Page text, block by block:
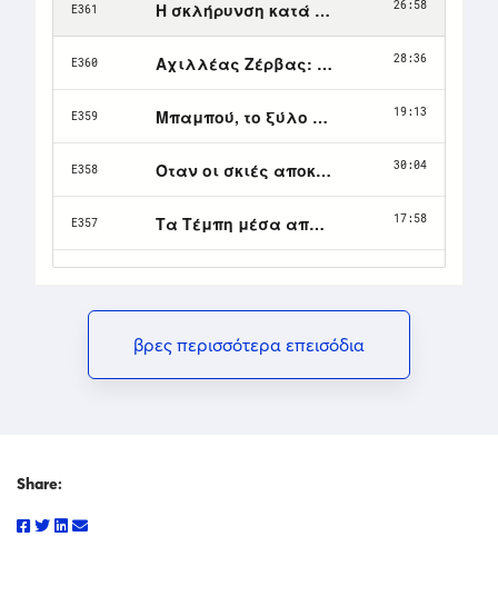
βρες περισσότερα επεισόδια
Share: